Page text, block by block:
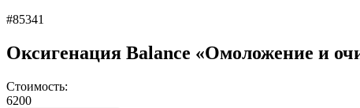
#85341
Оксигенация Balance «Омоложение и
Стоимость:
6200